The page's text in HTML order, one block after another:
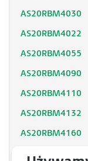
AS20RBM4030
AS20RBM4022
AS20RBM4055
AS20RBM4090
AS20RBM4110
AS20RBM4132
AS20RBM4160
13.6-OM/6000W